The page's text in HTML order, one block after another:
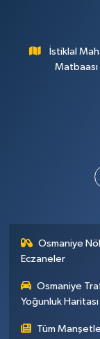
İstiklal
Osmaniye
Eczaneler
Osmaniye
Yoğunluk Haritası
Tüm